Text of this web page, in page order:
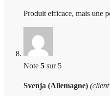
Produit efficace, mais une
Note 5 sur 5
Svenja (Allemagne)